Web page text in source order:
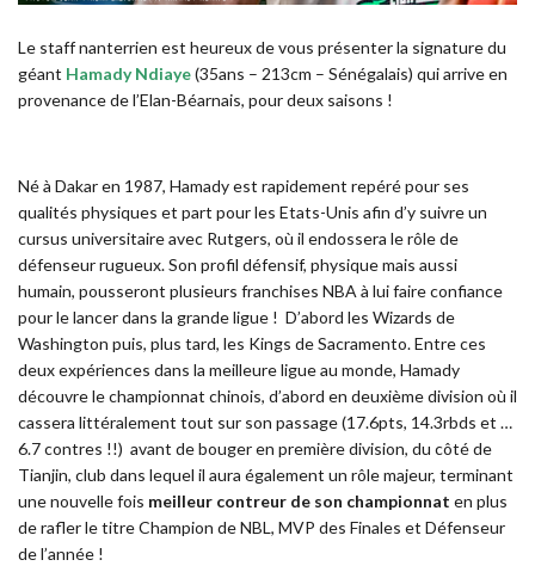
Le staff nanterrien est heureux de vous présenter la signature du
géant Hamady Ndiaye(35ans – 213cm – Sénégalais) qui arrive en
provenance de l’Elan-Béarnais, pour deux saisons !
Né à Dakar en 1987, Hamady est rapidement repéré pour ses
qualités physiques et part pour les Etats-Unis afin d’y suivre un
cursus universitaire avec Rutgers, où il endossera le rôle de
défenseur rugueux. Son profil défensif, physique mais aussi
humain, pousseront plusieurs franchises NBA à lui faire confiance
pour le lancer dans la grande ligue ! D’abord les Wizards de
Washington puis, plus tard, les Kings de Sacramento. Entre ces
deux expériences dans la meilleure ligue au monde, Hamady
découvre le championnat chinois, d’abord en deuxième division où il
cassera littéralement tout sur son passage (17.6pts, 14.3rbds et …
6.7 contres !!) avant de bouger en première division, du côté de
Tianjin, club dans lequel il aura également un rôle majeur, terminant
une nouvelle fois meilleur contreur de son championnat en plus
de rafler le titre Champion de NBL, MVP des Finales et Défenseur
de l’année !